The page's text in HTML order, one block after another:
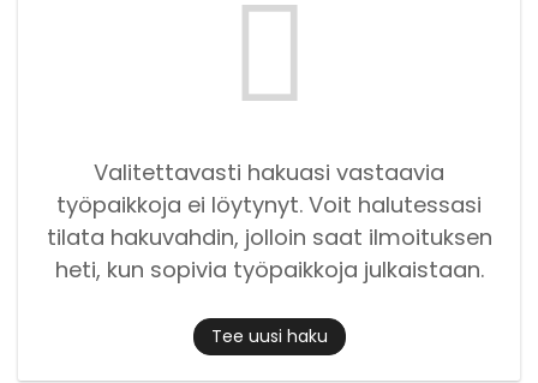
Valitettavasti hakuasi vastaavia
työpaikkoja ei löytynyt. Voit halutessasi
tilata hakuvahdin, jolloin saat ilmoituksen
heti, kun sopivia työpaikkoja julkaistaan.
Tee uusi haku